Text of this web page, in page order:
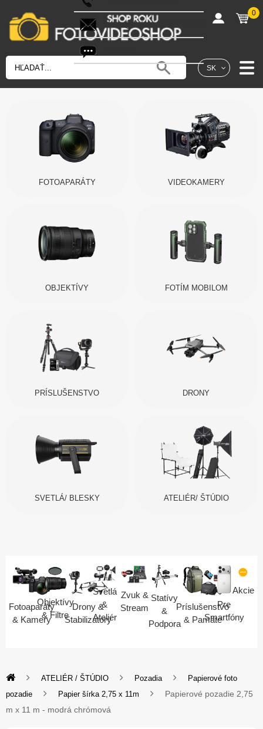
SK
shop@fotovideoshop.sk
0
FOTOAPARÁTY VIDEOKAMERY
OBJEKTÍVY FOTÍM MOBILOM
PRÍSLUŠENSTVO DRONY
SVETLÁ/ BLESKY ATELIÉR/ ŠTÚDIO
Fotoaparáty
& Kamery
Objektívy
& Filtre
Drony &
Stabilizátory
Svetlá
&
Ateliér
Zvuk &
Stream
Statívy
&
Podpora
Príslušenstvo
& Pamäte
Pre
Smartfóny
Akcie
ATELIÉR / ŠTÚDIO Pozadia
Papierové foto
pozadie
Papier šírka 2,75 x 11m
Papierové pozadie 2,75
m x 11 m - modrá chrómová